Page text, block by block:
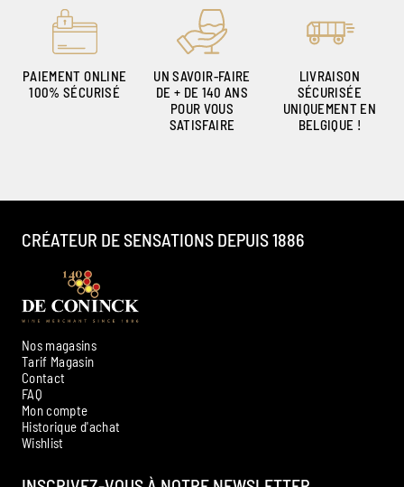
PAIEMENT ONLINE
100% SÉCURISÉ
UN SAVOIR-FAIRE
DE + DE 140 ANS
POUR VOUS
SATISFAIRE
LIVRAISON
SÉCURISÉE
UNIQUEMENT EN
BELGIQUE !
Nos magasins
Tarif Magasin
Contact
FAQ
Mon compte
Historique d'achat
Wishlist
CRÉATEUR DE SENSATIONS DEPUIS 1886